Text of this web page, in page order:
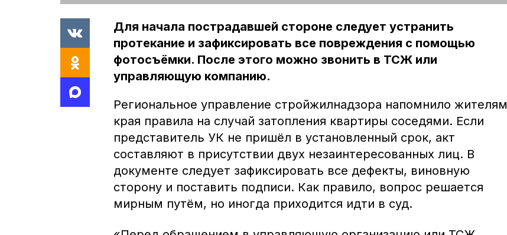
Для начала пострадавшей стороне следует устранить
протекание и зафиксировать все повреждения с помощью
фотосъёмки. После этого можно звонить в ТСЖ или
управляющую компанию.
Региональное управление стройжилнадзора напомнило жителям
края правила на случай затопления квартиры соседями. Если
представитель УК не пришёл в установленный срок, акт
составляют в присутствии двух незаинтересованных лиц. В
документе следует зафиксировать все дефекты, виновную
сторону и поставить подписи. Как правило, вопрос решается
мирным путём, но иногда приходится идти в суд.